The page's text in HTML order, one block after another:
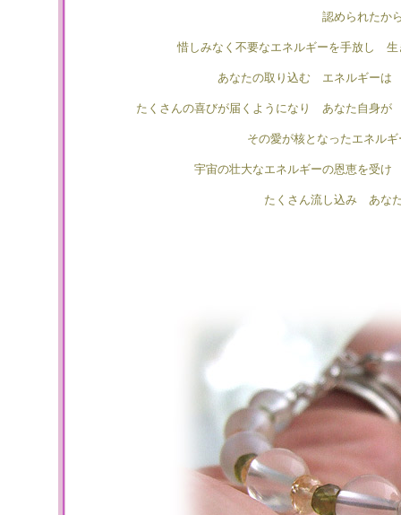
認められたか
惜しみなく不要なエネルギーを手放し
あなたの取り込む エネルギーは
たくさんの喜びが届くようになり あなた自身
その愛が核となったエネル
宇宙の壮大なエネルギーの恩恵を受
たくさん流し込み あな